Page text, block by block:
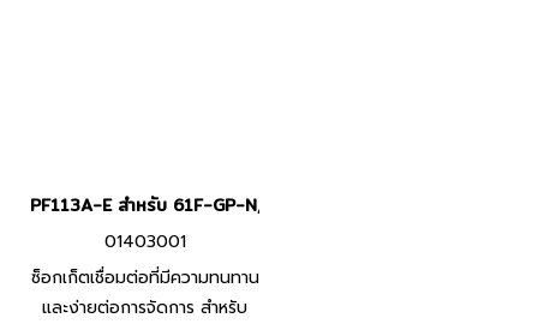
PF113A-E สำหรับ 61F-GP-N, 61F-GP-N8
01403001
ซ็อกเก็ตเชื่อมต่อที่มีความทนทาน
และง่ายต่อการจัดการ สำหรับ